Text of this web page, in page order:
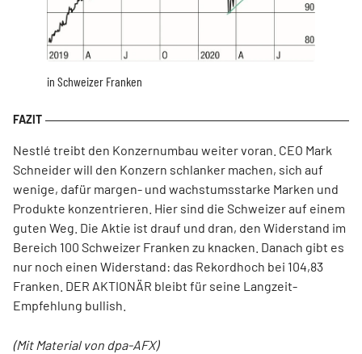
in Schweizer Franken
Nestlé treibt den Konzernumbau weiter voran. CEO Mark
Schneider will den Konzern schlanker machen, sich auf
wenige, dafür margen- und wachstumsstarke Marken und
Produkte konzentrieren. Hier sind die Schweizer auf einem
guten Weg. Die Aktie ist drauf und dran, den Widerstand im
Bereich 100 Schweizer Franken zu knacken. Danach gibt es
nur noch einen Widerstand: das Rekordhoch bei 104,83
Franken. DER AKTIONÄR bleibt für seine Langzeit-
Empfehlung bullish.
(Mit Material von dpa-AFX)